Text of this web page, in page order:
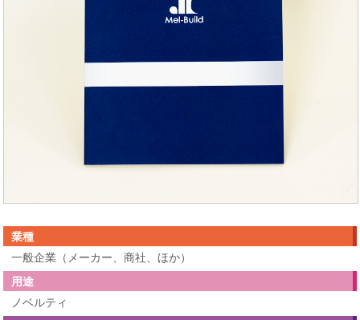
業種
一般企業（メーカー、商社、ほか）
用途
ノベルティ